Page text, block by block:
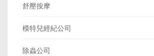
舒壓按摩
模特兒經紀公司
除蟲公司